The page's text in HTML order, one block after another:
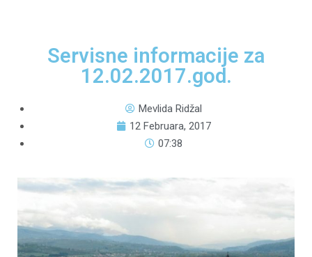
Servisne informacije za
12.02.2017.god.
Mevlida Ridžal
12 Februara, 2017
07:38